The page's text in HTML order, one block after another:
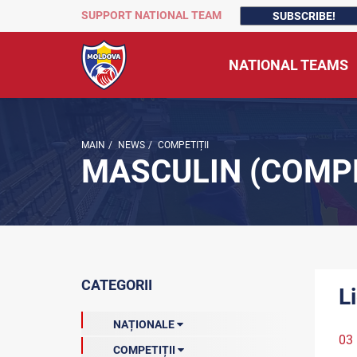
SUPPORT NATIONAL TEAM SUBSCRIBE!
NATIONAL TEAMS
MAIN / NEWS / COMPETIȚII
MASCULIN
CATEGORII
NAȚIONALE
COMPETIȚII
03